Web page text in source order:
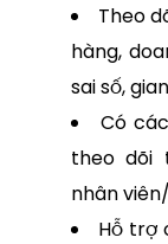
Theo
hàng,
sai số,
Có
theo dõi
nhân
Hỗ trợ